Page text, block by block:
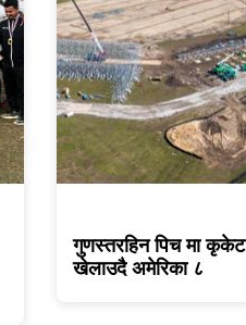
गुणस्तरहिन पिच मा कृकेट
खेलाउदै अमेरिका ८